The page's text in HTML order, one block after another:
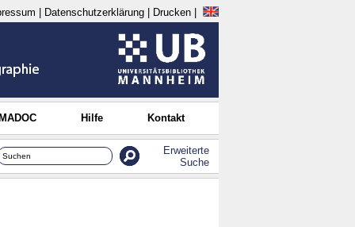
Datenschutzerklärung Drucken
Hilfe Kontakt
Erweiterte
Suche